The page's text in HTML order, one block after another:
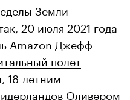
Земли
20 июля 2021 года
Amazon Джефф
полет
18-летним
Оливером